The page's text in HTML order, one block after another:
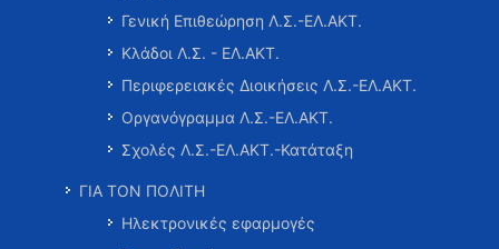
Γενική Επιθεώρηση Λ.Σ.-ΕΛ.ΑΚΤ.
Κλάδοι Λ.Σ. - ΕΛ.ΑΚΤ.
Περιφερειακές Διοικήσεις Λ.Σ.-ΕΛ.ΑΚΤ.
Οργανόγραμμα Λ.Σ.-ΕΛ.ΑΚΤ.
Σχολές Λ.Σ.-ΕΛ.ΑΚΤ.-Κατάταξη
ΓΙΑ ΤΟΝ ΠΟΛΙΤΗ
Ηλεκτρονικές εφαρμογές